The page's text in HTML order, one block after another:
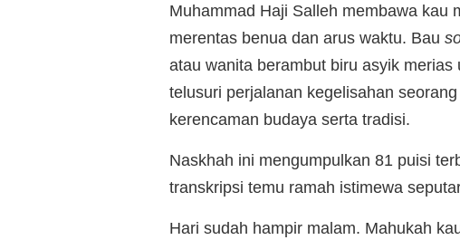
Muhammad Haji Salleh membawa
merentas benua dan arus waktu. Bau
atau wanita berambut biru asyik
telusuri perjalanan kegelisahan
kerencaman budaya serta tradisi.
Naskhah ini mengumpulkan 81 puisi
transkripsi temu ramah istimewa
Hari sudah hampir malam. Mahukah